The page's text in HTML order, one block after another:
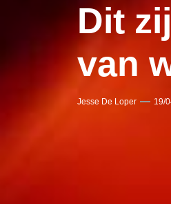
Dit
van
Jesse De Loper 19/